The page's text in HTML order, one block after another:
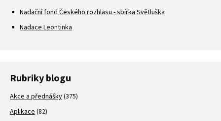
Nadační fond Českého rozhlasu - sbírka Světluška
Nadace Leontinka
Rubriky blogu
Akce a přednášky(375)
Aplikace (82)